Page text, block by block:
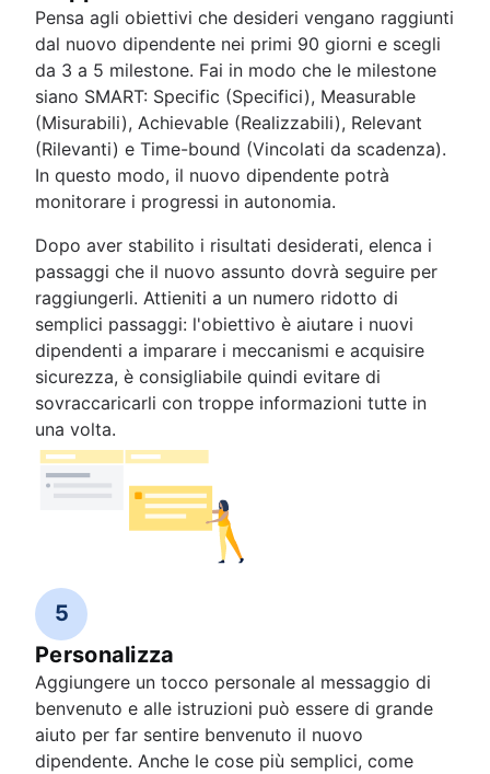
Pensa agli obiettivi che desideri vengano raggiunti
dal nuovo dipendente nei primi 90 giorni e scegli
da 3 a 5 milestone. Fai in modo che le milestone
siano SMART: Specific (Specifici), Measurable
(Misurabili), Achievable (Realizzabili), Relevant
(Rilevanti) e Time-bound (Vincolati da scadenza).
In questo modo, il nuovo dipendente potrà
monitorare i progressi in autonomia.
Dopo aver stabilito i risultati desiderati, elenca i
passaggi che il nuovo assunto dovrà seguire per
raggiungerli. Attieniti a un numero ridotto di
semplici passaggi: l'obiettivo è aiutare i nuovi
dipendenti a imparare i meccanismi e acquisire
sicurezza, è consigliabile quindi evitare di
sovraccaricarli con troppe informazioni tutte in
una volta.
5
Personalizza
Aggiungere un tocco personale al messaggio di
benvenuto e alle istruzioni può essere di grande
aiuto per far sentire benvenuto il nuovo
dipendente. Anche le cose più semplici, come